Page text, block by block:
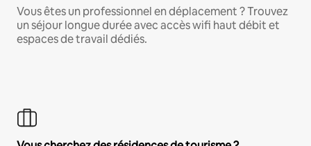
Vous êtes un professionnel en déplacement ? Trouvez
un séjour longue durée avec accès wifi haut débit et
espaces de travail dédiés.